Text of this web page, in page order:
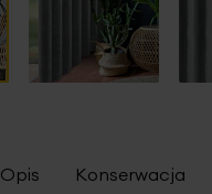
Opis Konserwacja